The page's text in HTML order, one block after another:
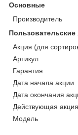
Основные
Производитель
Пользовательские
Акция (для
Артикул
Гарантия
Дата начала акции
Дата окончания
Действующая акция
Модель